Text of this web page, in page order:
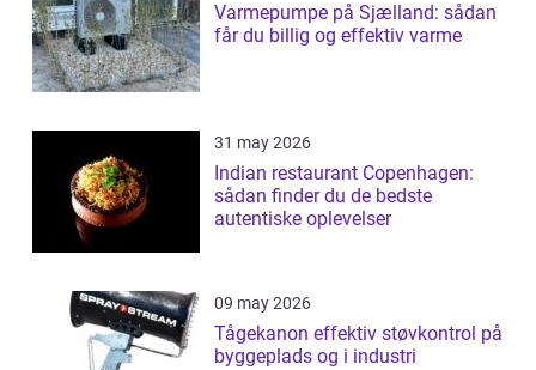
Varmepumpe på Sjælland: sådan
får du billig og effektiv varme
31 may 2026
Indian restaurant Copenhagen:
sådan finder du de bedste
autentiske oplevelser
09 may 2026
Tågekanon effektiv støvkontrol på
byggeplads og i industri